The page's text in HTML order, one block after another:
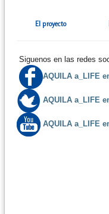
El proyecto
Siguenos en las redes
AQUILA a_LIFE
AQUILA a_LIFE
AQUILA a_LIFE